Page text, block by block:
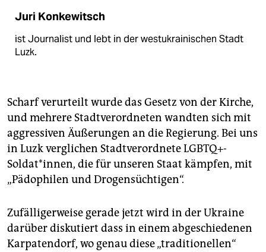
Juri Konkewitsch
ist Journalist und lebt in der westukrainischen Stadt
Luzk.
Scharf verurteilt wurde das Gesetz von der Kirche,
und mehrere Stadtverordneten wandten sich mit
aggressiven Äußerungen an die Regierung. Bei uns
in Luzk verglichen Stadtverordnete LGBTQ+-
Soldat*innen, die für unseren Staat kämpfen, mit
„Pädophilen und Drogensüchtigen“.
Zufälligerweise gerade jetzt wird in der Ukraine
darüber diskutiert dass in einem abgeschiedenen
Karpatendorf, wo genau diese „traditionellen“